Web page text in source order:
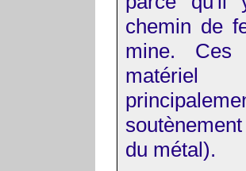
chemin de
mine. Ces
matériel
du métal).